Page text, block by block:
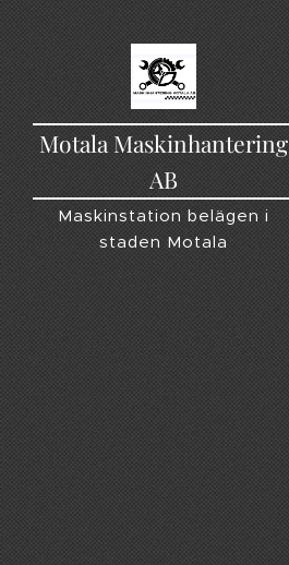
Motala Maskinhantering
AB
Maskinstation belägen i
staden Motala